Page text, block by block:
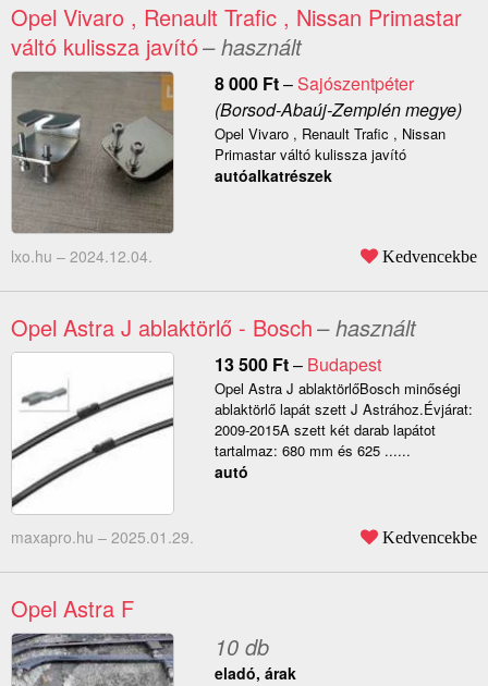
Opel Vivaro , Renault Trafic , Nissan Primastar
váltó kulissza javító– használt
8 000 Ft–Sajószentpéter
(Borsod-Abaúj-Zemplén megye)
Opel Vivaro , Renault Trafic , Nissan
Primastar váltó kulissza javító
autóalkatrészek
lxo.hu – 2024.12.04. Kedvencekbe
Opel Astra J ablaktörlő - Bosch– használt
13 500 Ft– Budapest
Opel Astra J ablaktörlőBosch minőségi
ablaktörlő lapát szett J Astrához.Évjárat:
2009-2015A szett két darab lapátot
tartalmaz: 680 mm és 625 ......
autó
maxapro.hu – 2025.01.29. Kedvencekbe
Opel Astra F
10 db
eladó, árak